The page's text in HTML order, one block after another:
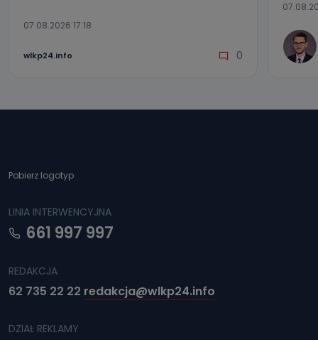
07.08.2026 17:18
wlkp24.info 0
Pobierz logotyp
LINIA INTERWENCYJNA
661 997 997
REDAKCJA
62 735 22 22 redakcja@wlkp24.info
DZIAŁ REKLAMY